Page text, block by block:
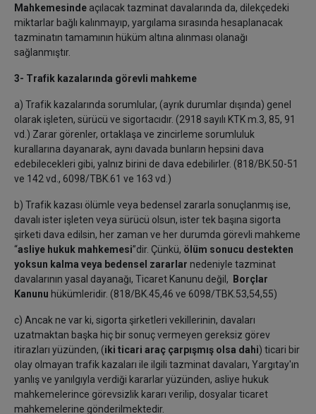
Mahkemesinde açılacak tazminat davalarında da, dilekçedeki
miktarlar bağlı kalınmayıp, yargılama sırasında hesaplanacak
tazminatın tamamının hüküm altına alınması olanağı
sağlanmıştır.
3- Trafik kazalarında görevli mahkeme
a) Trafik kazalarında sorumlular, (ayrık durumlar dışında) genel
olarak işleten, sürücü ve sigortacıdır. (2918 sayılı KTK m.3, 85, 91
vd.) Zarar görenler, ortaklaşa ve zincirleme sorumluluk
kurallarına dayanarak, aynı davada bunların hepsini dava
edebilecekleri gibi, yalnız birini de dava edebilirler. (818/BK.50-51
ve 142 vd., 6098/TBK.61 ve 163 vd.)
b) Trafik kazası ölümle veya bedensel zararla sonuçlanmış ise,
davalı ister işleten veya sürücü olsun, ister tek başına sigorta
şirketi dava edilsin, her zaman ve her durumda görevli mahkeme
“asliye hukuk mahkemesi”dir. Çünkü, ölüm sonucu destekten
yoksun kalma veya bedensel zararlar nedeniyle tazminat
davalarının yasal dayanağı, Ticaret Kanunu değil,
Borçlar
Kanunu hükümleridir. (818/BK.45,46 ve 6098/TBK.53,54,55)
c) Ancak ne var ki, sigorta şirketleri vekillerinin, davaları
uzatmaktan başka hiç bir sonuç vermeyen gereksiz görev
itirazları yüzünden, (iki ticari araç çarpışmış olsa dahi) ticari bir
olay olmayan trafik kazaları ile ilgili tazminat davaları, Yargıtay'ın
yanlış ve yanılgıyla verdiği kararlar yüzünden, asliye hukuk
mahkemelerince görevsizlik kararı verilip, dosyalar ticaret
mahkemelerine gönderilmektedir.